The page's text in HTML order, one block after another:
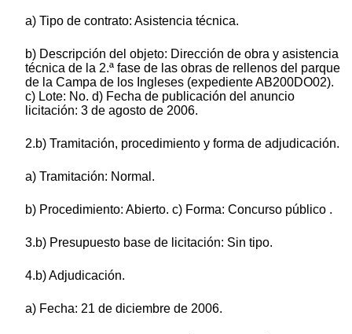
a) Tipo de contrato: Asistencia técnica.
b) Descripción del objeto: Dirección de obra y asistencia
técnica de la 2.ª fase de las obras de rellenos del parque
de la Campa de los Ingleses (expediente AB200DO02).
c) Lote: No. d) Fecha de publicación del anuncio
licitación: 3 de agosto de 2006.
2.b) Tramitación, procedimiento y forma de adjudicación.
a) Tramitación: Normal.
b) Procedimiento: Abierto. c) Forma: Concurso público .
3.b) Presupuesto base de licitación: Sin tipo.
4.b) Adjudicación.
a) Fecha: 21 de diciembre de 2006.